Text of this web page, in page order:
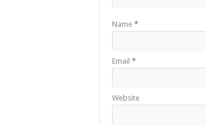
Name *
Email *
Website